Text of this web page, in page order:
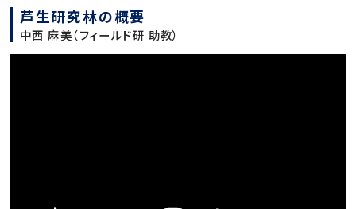
芦生研究林の概要
中西 麻美（フィールド研 助教）